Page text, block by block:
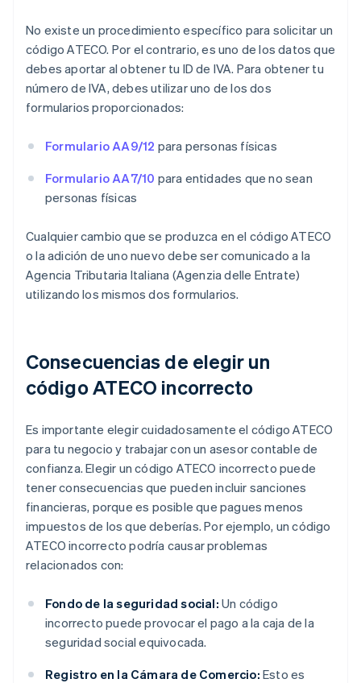
No existe un procedimiento específico para solicitar un
código ATECO. Por el contrario, es uno de los datos que
debes aportar al obtener tu ID de IVA. Para obtener tu
número de IVA, debes utilizar uno de los dos
formularios proporcionados:
Formulario AA9/12 para personas físicas
Formulario AA7/10 para entidades que no sean
personas físicas
Cualquier cambio que se produzca en el código ATECO
o la adición de uno nuevo debe ser comunicado a la
Agencia Tributaria Italiana (Agenzia delle Entrate)
utilizando los mismos dos formularios.
Consecuencias de elegir un
código ATECO incorrecto
Es importante elegir cuidadosamente el código ATECO
para tu negocio y trabajar con un asesor contable de
confianza. Elegir un código ATECO incorrecto puede
tener consecuencias que pueden incluir sanciones
financieras, porque es posible que pagues menos
impuestos de los que deberías. Por ejemplo, un código
ATECO incorrecto podría causar problemas
relacionados con:
Fondo de la seguridad social: Un código
incorrecto puede provocar el pago a la caja de la
seguridad social equivocada.
Registro en la Cámara de Comercio: Esto es